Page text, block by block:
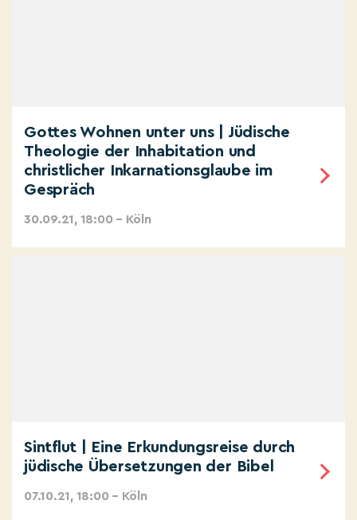
Gottes Wohnen unter uns | Jüdische
Theologie der Inhabitation und
christlicher Inkarnationsglaube im
Gespräch
30.09.21, 18:00 – Köln
Sintflut | Eine Erkundungsreise durch
jüdische Übersetzungen der Bibel
07.10.21, 18:00 – Köln